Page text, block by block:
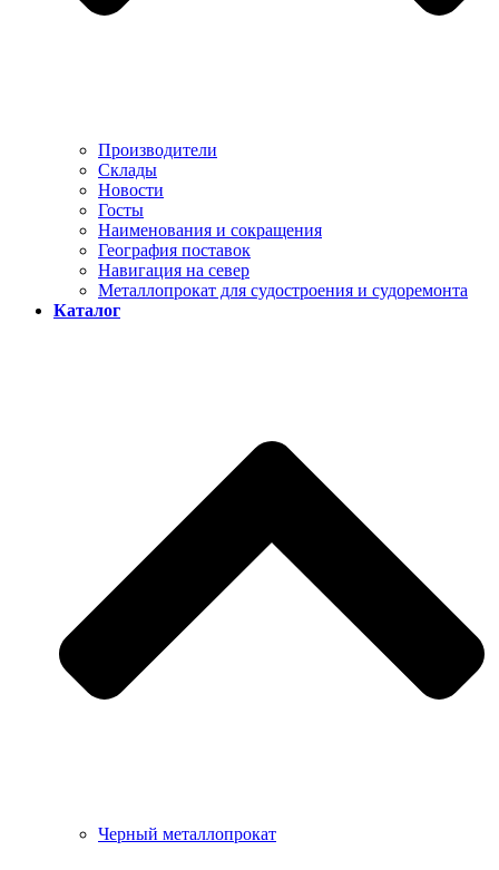
Производители
Склады
Новости
Госты
Наименования и сокращения
География поставок
Навигация на север
Металлопрокат для судостроения и судоремонта
Каталог
Черный металлопрокат